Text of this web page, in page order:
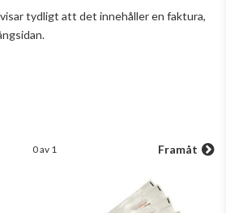
tydligt att det innehåller en faktura,
0 av 1 Framåt